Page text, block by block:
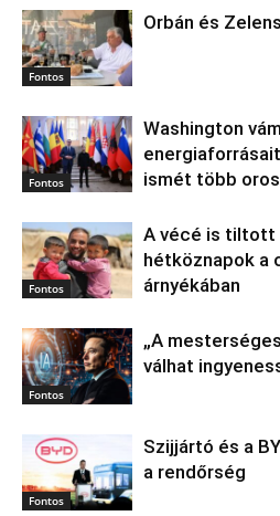
Fontos
Orbán és
Fontos
Washington
ismét több
Fontos
A vécé is
hétköznapok a
árnyékában
Fontos
„A
válhat
Fontos
Szijjártó és a
a rendőrség